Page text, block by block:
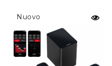
Nuovo